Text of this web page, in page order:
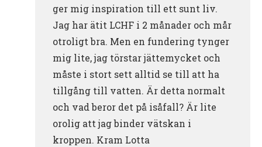
ger mig inspiration till ett sunt liv.
Jag har ätit LCHF i 2 månader och mår
otroligt bra. Men en fundering tynger
mig lite, jag törstar jättemycket och
måste i stort sett alltid se till att ha
tillgång till vatten. Är detta normalt
och vad beror det på isåfall? Är lite
orolig att jag binder vätskan i
kroppen. Kram Lotta